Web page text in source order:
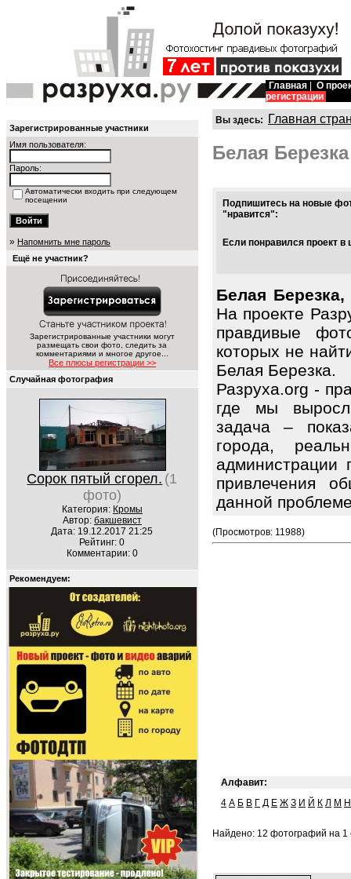
Главная
О
регистрации
Зарегистрированные участники
Имя пользователя:
Пароль:
Автоматически входить при следующем
посещении
» Напомнить мне пароль
Ещё не участник?
Зарегистрированные участники могут
размещать свои фото, следить за
комментариями и многое другое...
Все плюсы регистрации >>
Случайная фотография
Сорок пятый сгорел. (1
фото)
Категория: Кромы
Автор: бакшевист
Дата: 19.12.2017 21:25
Рейтинг: 0
Комментарии: 0
Рекомендуем:
Вы здесь: Главная
Белая
Подпишитесь на новые
"нравится":
Если понравился проект
Белая
На проекте
правдивые
которых не
Белая Березка.
Разруха.org -
где мы
задача –
города,
администрации
привлечения
данной
(Просмотров: 11988)
Алфавит:
4 А Б В Г Д Е Ж З И Й К Л М Н
Найдено: 12 фотографий на 1